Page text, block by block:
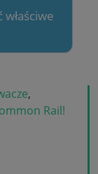
,
Rail!